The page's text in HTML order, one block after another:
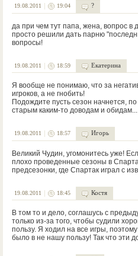
19.08.2011 19:04 ?
да при чем тут папа, жена, вопрос в
просто решили дать парню
вопросы!
19.08.2011 18:59 Екатерина
Я вообще не понимаю, что за
игроков, а не гнобить!
Подождите пусть сезон начнется,
старым каким-то доводам и обидам...
19.08.2011 18:57 Игорь
Великий Чудин, угомонитесь уже!
плохо проведенные сезоны в
предсезонки, где Спартак играл с
19.08.2011 18:45 Костя
В том то и дело, соглашусь с
только из-за того, чтобы судили
пользу. Я ходил на все игры,
было в не нашу пользу! Так что эти